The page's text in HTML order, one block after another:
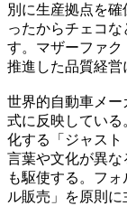
別に生産拠点を
ったからチェコ
す。マザーファ
推進した品質経営
世界的自動車メ
式に反映してい
化する「ジャス
言葉や文化が異
も駆使する。フ
ル販売」を原則